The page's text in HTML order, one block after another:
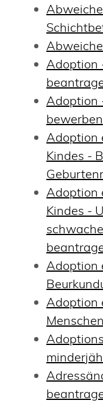
Adoption
Adoption
bewerben
Adoption
Kindes -
Adoption
Kindes -
Adoption
Adoption